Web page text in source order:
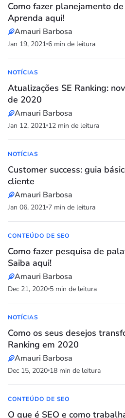
Como fazer planejamento
Aprenda aqui!
Amauri Barbosa
Jan 19, 2021 6 min de leitura
NOTÍCIAS
Atualizações SE Ranking:
de 2020
Amauri Barbosa
Jan 12, 2021 12 min de leitura
NOTÍCIAS
Customer success: guia
cliente
Amauri Barbosa
Jan 06, 2021 7 min de leitura
CONTEÚDO DE SEO
Como fazer pesquisa de
Saiba aqui!
Amauri Barbosa
Dec 21, 2020 5 min de leitura
NOTÍCIAS
Como os seus desejos
Ranking em 2020
Amauri Barbosa
Dec 15, 2020 18 min de leitura
CONTEÚDO DE SEO
O que é SEO e como